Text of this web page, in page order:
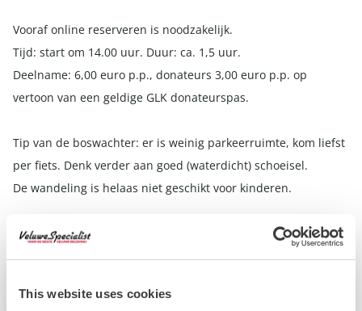
This website uses cookies
Vooraf online reserveren is noodzakelijk.
Tijd: start om 14.00 uur. Duur: ca. 1,5 uur.
Deelname: 6,00 euro p.p., donateurs 3,00 euro p.p. op
vertoon van een geldige GLK donateurspas.
Tip van de boswachter: er is weinig parkeerruimte, kom liefst
per fiets. Denk verder aan goed (waterdicht) schoeisel.
De wandeling is helaas niet geschikt voor kinderen.
Meer informatie en online reserveren: www.glk.nl/excursies
Helaas!